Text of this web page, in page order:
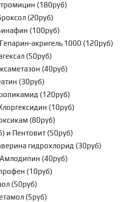
(180руб)
(20руб)
(100руб)
акригель 1000 (120руб)
(50руб)
(40руб)
(30руб)
(120руб)
(10руб)
(80руб)
и Пентовит (50руб)
гидрохлорид (30руб)
(40руб)
(10руб)
(50руб)
(5руб)